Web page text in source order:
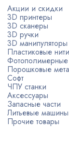
Акции и скидки
3D принтеры
3D сканеры
3D ручки
3D манипуляторы
Пластиковые нити
Порошковые
Софт
ЧПУ станки
Аксессуары
Запасные части
Литьевые машины
Прочие товары